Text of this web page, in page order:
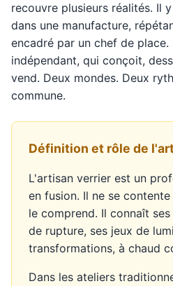
recouvre plusieurs réalités. Il
dans une manufacture,
encadré par un chef de
indépendant, qui conçoit,
vend. Deux mondes. Deux
commune.
Définition et rôle de
L'artisan verrier est un
en fusion. Il ne se
le comprend. Il connaît
de rupture, ses jeux de
transformations, à chaud
Dans les ateliers